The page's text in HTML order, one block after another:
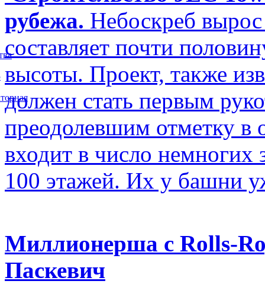
рубежа. Небоскреб
составляет почти
высоты. Проект, также
должен стать первым
преодолевшим отметку в
входит в число
100 этажей. Их у башни
Миллионерша с Rolls-
Паскевич